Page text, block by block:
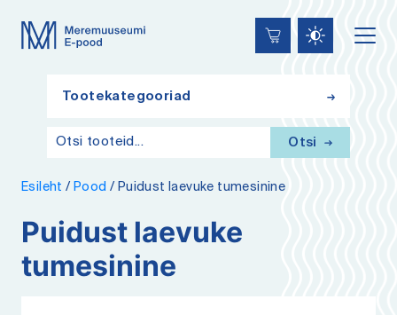
edasi
põhisisiu
kõrgkontrastsust
Tootekategooriad
Otsi
Esileht /Pood /Puidust laevuke tumesinine
Puidust laevuke
tumesinine